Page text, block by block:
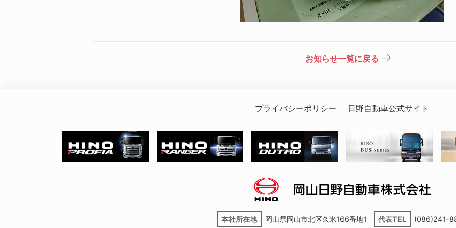
お知らせ一覧に戻る
プライバシーポリシー 日野自動車公式サイト
本社所在地 岡山県岡山市北区久米166番地1 代表TEL (086)241-